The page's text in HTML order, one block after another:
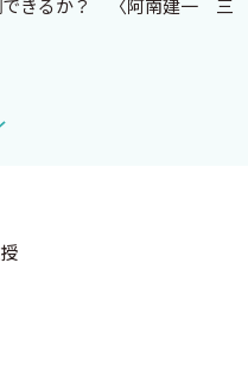
するよう必要な項目をQ&A
のみでは満足できない読者
一線で活躍する我が国のリ
にまとめられている．本書が
ば幸いである．
村 到
できるか？ 〈阿南建一 三
予後因子は？ 〈石川裕一
子検査を実施すべきか？
Cを超える寛解導入療法
の動向は？ 〈前田嘉信〉
（primary induction